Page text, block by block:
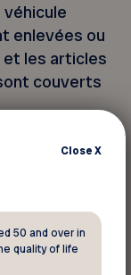
enlevées ou
et les articles
couverts
etc.
s’en
CloseX
50 and over in
quality of life